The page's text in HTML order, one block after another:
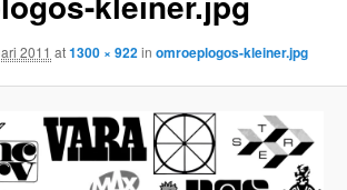
2011 at1300 × 922inomroeplogos-kleiner.jpg